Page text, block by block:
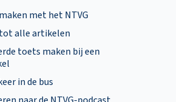
met het NTVG
alle artikelen
toets maken bij een
in de bus